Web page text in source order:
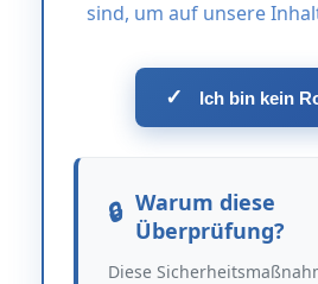
sind, um auf unsere
✓ Ich bin kein
Warum diese
Überprüfung?
Diese